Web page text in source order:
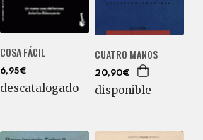
COSA FÁCIL
6,95€
descatalogado
CUATRO MANOS
20,90€
disponible